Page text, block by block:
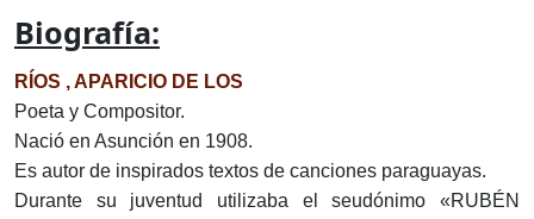
Biografía:
RÍOS , APARICIO DE LOS
Poeta y Compositor.
Nació en Asunción en 1908.
Es autor de inspirados textos de canciones paraguayas.
Durante su juventud utilizaba el seudónimo «RUBÉN